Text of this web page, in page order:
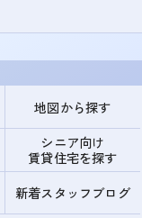
地図から探す
シニア向け
賃貸住宅を探す
新着スタッフブログ